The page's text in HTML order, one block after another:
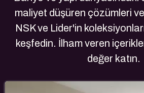
maliyet düşüren çözümleri
NSK ve Lider'in
keşfedin. İlham veren
değer katın.